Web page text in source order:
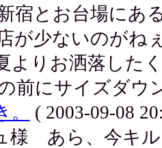
宿とお台場にあ
が少ないのがね
よりお洒落した
前にサイズダウ
。
( 2003-09-08
様 あら、今キル